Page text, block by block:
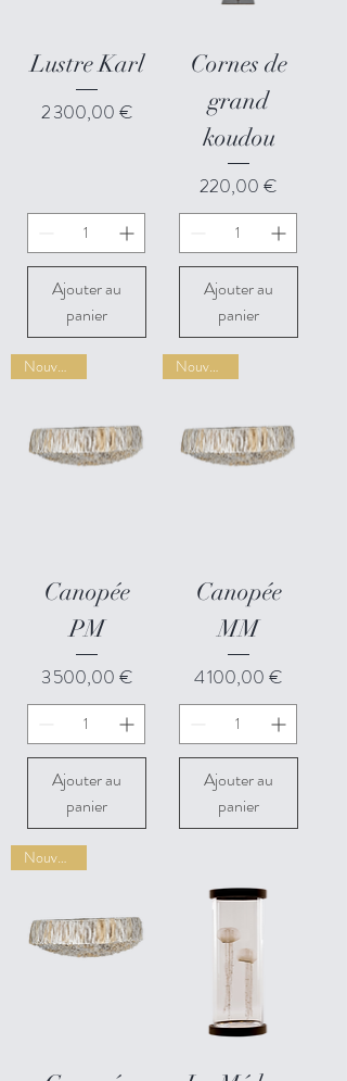
Lustre Karl
Prix
2 300,00 €
Ajouter au
panier
Cornes de
grand
koudou
Prix
220,00 €
Ajouter au
panier
Nouveauté
Canopée
PM
Prix
3 500,00 €
Ajouter au
panier
Nouveauté
Canopée
MM
Prix
4 100,00 €
Ajouter au
panier
Nouveauté